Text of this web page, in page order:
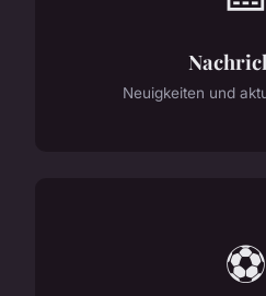
Neuigkeiten und
⚽